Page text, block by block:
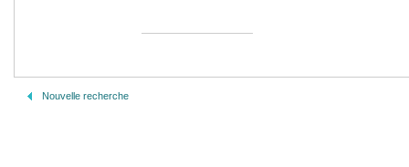
Nouvelle recherche